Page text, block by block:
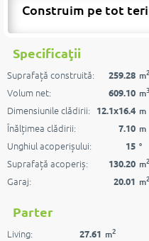
Construim pe tot
Specificaţii
Suprafață construită: 259.28 m2
Volum net: 609.10 m3
Dimensiunile clădirii: 12.1x16.4 m
Înălțimea clădirii: 7.10 m
Unghiul acoperișului: 15 °
Suprafață acoperiș: 130.20 m2
Garaj: 20.01 m2
Parter
Living: 27.61 m2